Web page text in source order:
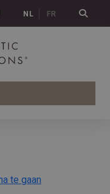
NL FR
te gaan